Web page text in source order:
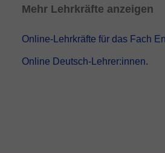
Mehr Lehrkräfte anzeigen
Online-Lehrkräfte für das Fach
Online Deutsch-Lehrer:innen.